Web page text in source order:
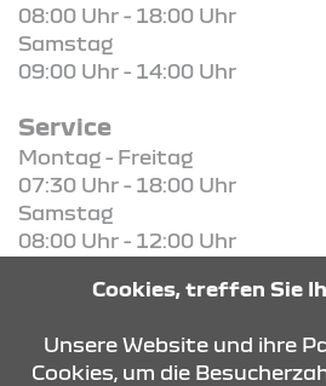
08:00 Uhr - 18:00 Uhr
Samstag
09:00 Uhr - 14:00 Uhr
Service
Montag - Freitag
07:30 Uhr - 18:00 Uhr
Samstag
08:00 Uhr - 12:00 Uhr
Cookies, treffen Sie
Unsere Website und ihre
Cookies, um die